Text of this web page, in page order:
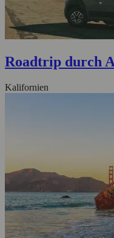
Roadtrip durch
Kalifornien